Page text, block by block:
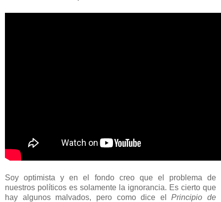
Soy optimista y en el fondo creo que el problema de
nuestros políticos es solamente la ignorancia. Es cierto que
hay algunos malvados, pero como dice elPrincipio de